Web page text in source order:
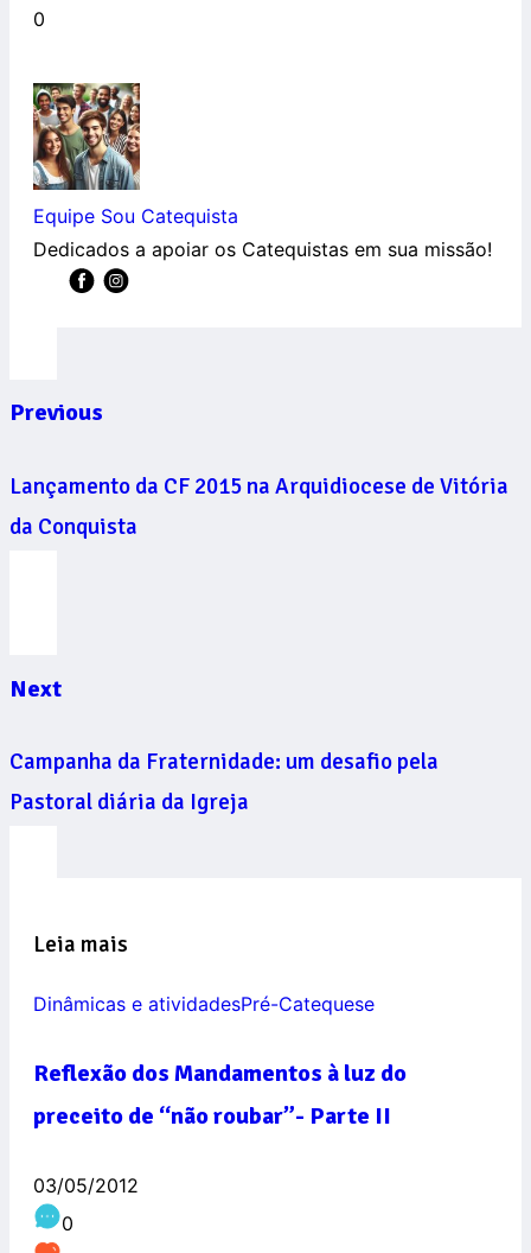
0
Equipe Sou Catequista
Dedicados a apoiar os Catequistas em sua missão!
Previous
Lançamento da CF 2015 na Arquidiocese de Vitória
da Conquista
Next
Campanha da Fraternidade: um desafio pela
Pastoral diária da Igreja
Leia mais
Dinâmicas e atividadesPré-Catequese
Reflexão dos Mandamentos à luz do
preceito de “não roubar”- Parte II
03/05/2012
0